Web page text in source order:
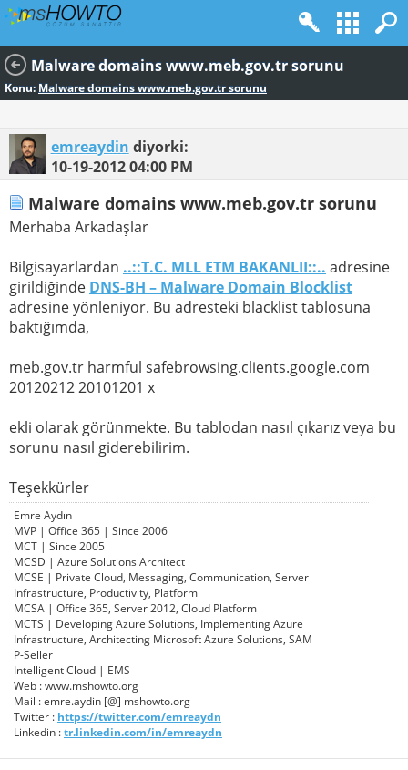
Malware domains www.meb.gov.tr sorunu
Konu: Malware domains www.meb.gov.tr sorunu
emreaydin diyorki:
10-19-201204:00 PM
Malware domains www.meb.gov.tr sorunu
Merhaba Arkadaşlar
Bilgisayarlardan ..::T.C. MLL ETM BAKANLII::.. adresine
girildiğinde DNS-BH – Malware Domain Blocklist
adresine yönleniyor. Bu adresteki blacklist tablosuna
baktığımda,
meb.gov.tr harmful safebrowsing.clients.google.com
20120212 20101201 x
ekli olarak görünmekte. Bu tablodan nasıl çıkarız veya bu
sorunu nasıl giderebilirim.
Teşekkürler
Emre Aydın
MVP | Office 365 | Since 2006
MCT | Since 2005
MCSD | Azure Solutions Architect
MCSE | Private Cloud, Messaging, Communication, Server
Infrastructure, Productivity, Platform
MCSA | Office 365, Server 2012, Cloud Platform
MCTS | Developing Azure Solutions, Implementing Azure
Infrastructure, Architecting Microsoft Azure Solutions, SAM
P-Seller
Intelligent Cloud | EMS
Web : www.mshowto.org
Mail : emre.aydin [@] mshowto.org
Twitter : https://twitter.com/emreaydn
Linkedin :tr.linkedin.com/in/emreaydn